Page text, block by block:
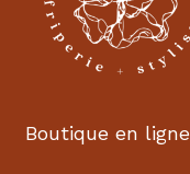
Boutique en ligne